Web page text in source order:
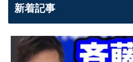
新着記事